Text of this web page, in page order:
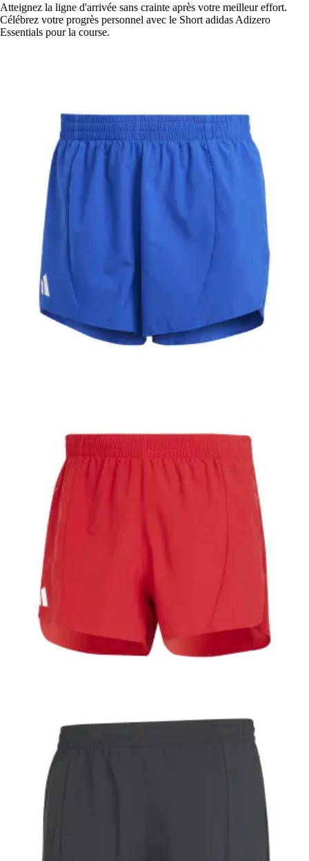
Atteignez la ligne d'arrivée sans crainte après votre meilleur effort.
Célébrez votre progrès personnel avec le Short adidas Adizero
Essentials pour la course.